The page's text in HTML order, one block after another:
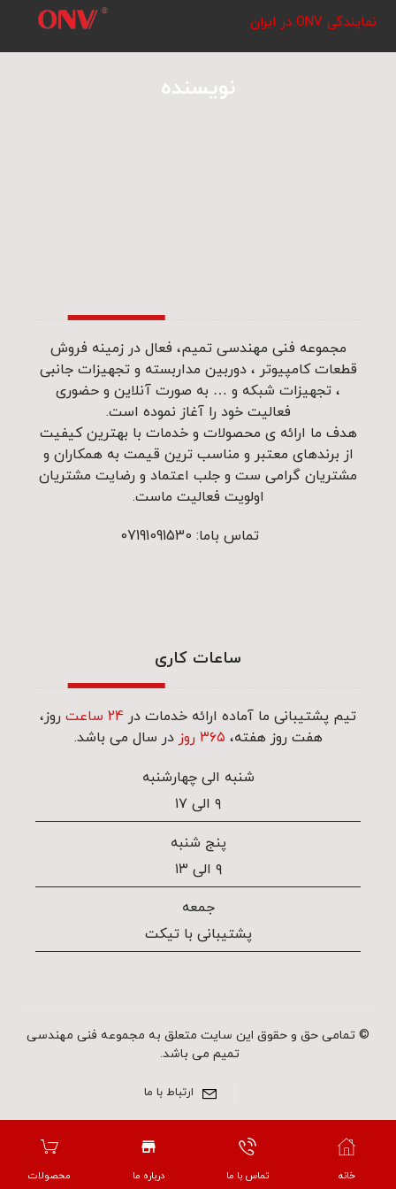
نمایندگی ONV در ایران
نویسنده
مجموعه فنی مهندسی تمیم، فعال در زمینه فروش
قطعات کامپیوتر ، دوربین مداربسته و تجهیزات جانبی
، تجهیزات شبکه و … به صورت آنلاین و حضوری
فعالیت خود را آغاز نموده است.
هدف ما ارائه ی محصولات و خدمات با بهترین کیفیت
از برندهای معتبر و مناسب ترین قیمت به همکاران و
مشتریان گرامی ست و جلب اعتماد و رضایت مشتریان
اولویت فعالیت ماست.
تماس باما: 07191091530
ساعات کاری
تیم پشتیبانی ما آماده ارائه خدمات در 24 ساعت
روز،
هفت روز هفته، ۳۶۵ روز در سال می باشد.
شنبه الی چهارشنبه
۹ الی ۱۷
پنج شنبه
۹ الی ۱۳
جمعه
پشتیبانی با تیکت
© تمامی حق و حقوق این سایت متعلق به مجموعه فنی مهندسی
تمیم می باشد.
ارتباط با ما
خانه تماس با ما درباره ما محصولات